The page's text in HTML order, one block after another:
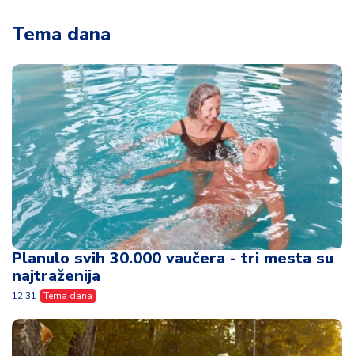
Tema dana
Planulo svih 30.000 vaučera - tri mesta su
najtraženija
12:31 Tema dana